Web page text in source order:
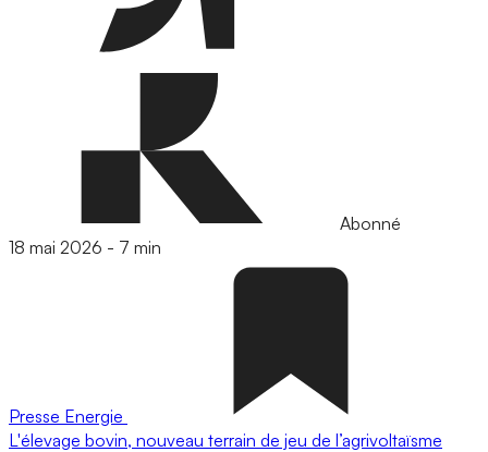
Abonné
18 mai 2026 - 7 min
Presse Energie
L'élevage bovin, nouveau terrain de jeu de l’agrivoltaïsme